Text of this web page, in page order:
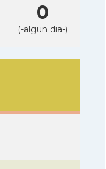
0
(-algun dia-)